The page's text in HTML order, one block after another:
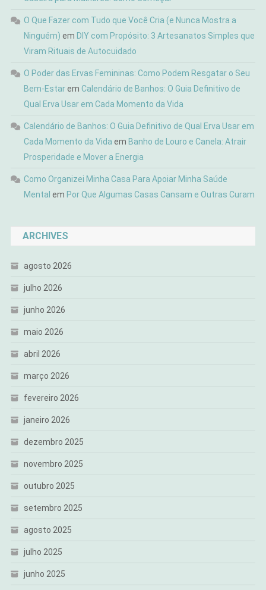
O Que Fazer com Tudo que Você Cria (e Nunca Mostra a
Ninguém) em DIY com Propósito: 3 Artesanatos Simples que
Viram Rituais de Autocuidado
O Poder das Ervas Femininas: Como Podem Resgatar o Seu
Bem-Estarem Calendário de Banhos: O Guia Definitivo de
Qual Erva Usar em Cada Momento da Vida
Calendário de Banhos: O Guia Definitivo de Qual Erva Usar em
Cada Momento da Vida em Banho de Louro e Canela: Atrair
Prosperidade e Mover a Energia
Como Organizei Minha Casa Para Apoiar Minha Saúde
Mental em Por Que Algumas Casas Cansam e Outras Curam
ARCHIVES
agosto 2026
julho 2026
junho 2026
maio 2026
abril 2026
março 2026
fevereiro 2026
janeiro 2026
dezembro 2025
novembro 2025
outubro 2025
setembro 2025
agosto 2025
julho 2025
junho 2025